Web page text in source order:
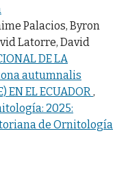
Palacios, Byron
Latorre, David
DE LA
autumnalis
EN EL ECUADOR ,
2025:
de Ornitología